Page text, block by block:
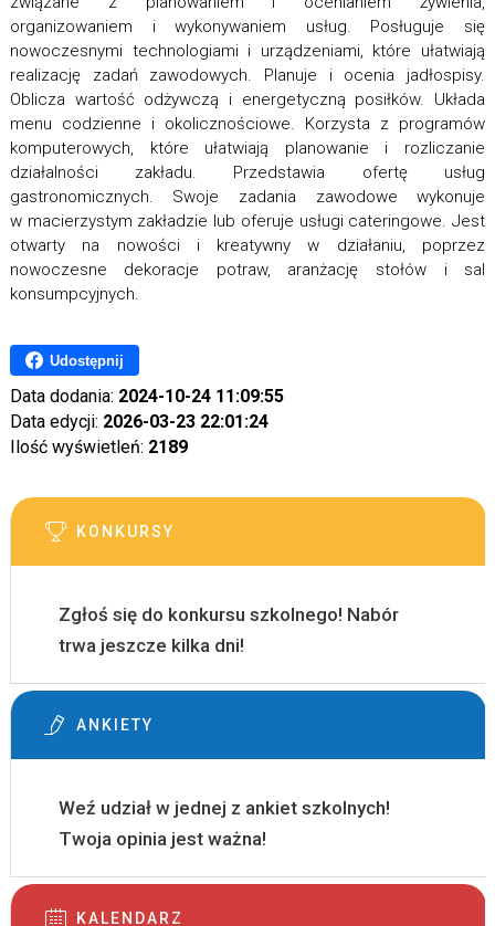
organizowaniem i wykonywaniem usług. Posługuje się
nowoczesnymi technologiami i urządzeniami, które ułatwiają
realizację zadań zawodowych. Planuje i ocenia jadłospisy.
Oblicza wartość odżywczą i energetyczną posiłków. Układa
menu codzienne i okolicznościowe. Korzysta z programów
komputerowych, które ułatwiają planowanie i rozliczanie
działalności zakładu. Przedstawia ofertę usług
gastronomicznych. Swoje zadania zawodowe wykonuje
w macierzystym zakładzie lub oferuje usługi cateringowe. Jest
otwarty na nowości i kreatywny w działaniu, poprzez
nowoczesne dekoracje potraw, aranżację stołów i sal
konsumpcyjnych.
Udostępnij
Data dodania: 2024-10-24 11:09:55
Data edycji: 2026-03-23 22:01:24
Ilość wyświetleń: 2189
KONKURSY
Zgłoś się do konkursu szkolnego! Nabór
trwa jeszcze kilka dni!
ANKIETY
Weź udział w jednej z ankiet szkolnych!
Twoja opinia jest ważna!
KALENDARZ